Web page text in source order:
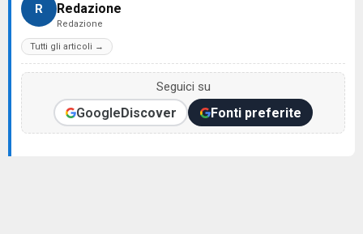
R Redazione
Redazione
Tutti gli articoli →
Seguici su
GoogleDiscover Fonti preferite